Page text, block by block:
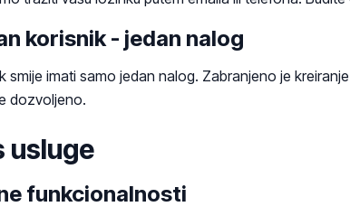
korisnik - jedan nalog
smije imati samo jedan nalog. Zabranjeno je
dozvoljeno.
usluge
funkcionalnosti